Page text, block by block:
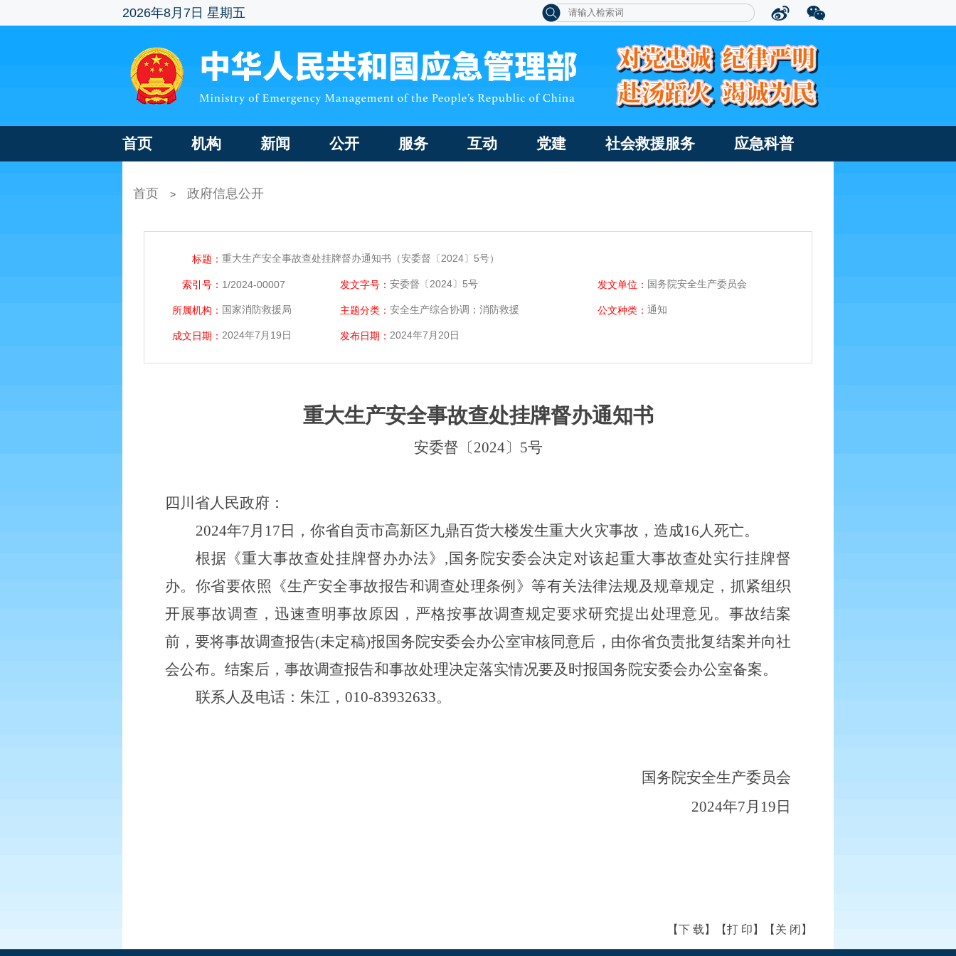
2026年8月7日 星期五
首页 机构 新闻 公开 服务 互动 党建 社会救援服务 应急科普
首页 > 政府信息公开
标题： 重大生产安全事故查处挂牌督办通知书（安委督〔2024〕5号）
索引号： 1/2024-00007 发文字号： 安委督〔2024〕5号 发文单位： 国务院安全生产委员会
所属机构： 国家消防救援局 主题分类： 安全生产综合协调；消防救援 公文种类： 通知
成文日期： 2024年7月19日 发布日期： 2024年7月20日
重大生产安全事故查处挂牌督办通知书
安委督〔2024〕5号
四川省人民政府：
2024年7月17日，你省自贡市高新区九鼎百货大楼发生重大火灾事故，造成16人死亡。
根据《重大事故查处挂牌督办办法》,国务院安委会决定对该起重大事故查处实行挂牌督
办。你省要依照《生产安全事故报告和调查处理条例》等有关法律法规及规章规定，抓紧组织
开展事故调查，迅速查明事故原因，严格按事故调查规定要求研究提出处理意见。事故结案
前，要将事故调查报告(未定稿)报国务院安委会办公室审核同意后，由你省负责批复结案并向社
会公布。结案后，事故调查报告和事故处理决定落实情况要及时报国务院安委会办公室备案。
联系人及电话：朱江，010-83932633。
国务院安全生产委员会
2024年7月19日
【下 载】 【打 印】 【关 闭】